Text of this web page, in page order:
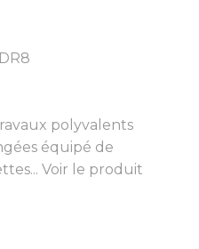
polyvalents
équipé de
Voir le produit